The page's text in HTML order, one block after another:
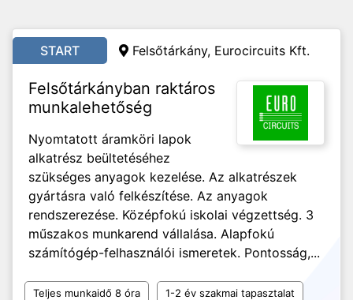
START Felsőtárkány, Eurocircuits Kft.
Felsőtárkányban raktáros
munkalehetőség
Nyomtatott áramköri lapok
alkatrész beültetéséhez
szükséges anyagok kezelése. Az alkatrészek
gyártásra való felkészítése. Az anyagok
rendszerezése. Középfokú iskolai végzettség. 3
műszakos munkarend vállalása. Alapfokú
számítógép-felhasználói ismeretek. Pontosság,...
Teljes munkaidő 8 óra 1-2 év szakmai tapasztalat